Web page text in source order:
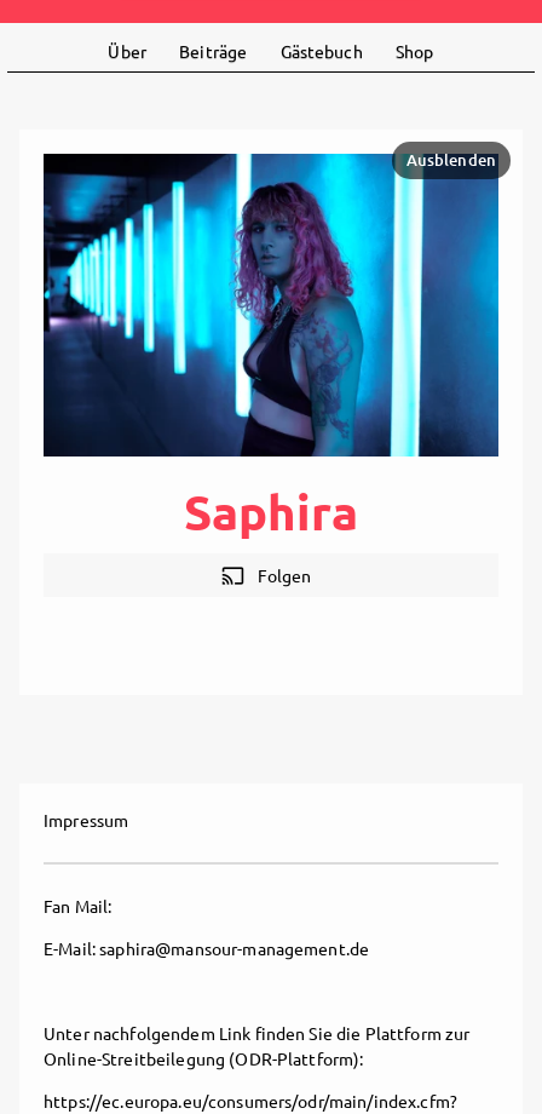
Über Beiträge Gästebuch Shop
Saphira
cast Folgen
Ausblenden
Impressum
Fan Mail:
E-Mail: saphira@mansour-management.de
Unter nachfolgendem Link finden Sie die Plattform zur
Online-Streitbeilegung (ODR-Plattform):
https://ec.europa.eu/consumers/odr/main/index.cfm?